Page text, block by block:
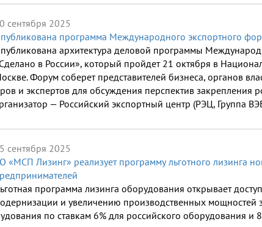
сентября 2025
программа Международного экспортного
архитектура деловой программы
в России», который пройдет 21 октября в
Форум соберет представителей бизнеса, органов
и экспертов для обсуждения перспектив закрепления
— Российский экспортный центр (РЭЦ, Группа
сентября 2025
«МСП Лизинг» реализует программу льготного лизинга
программа лизинга оборудования открывает
и увеличению производственных мощностей
по ставкам 6% для российского оборудования и